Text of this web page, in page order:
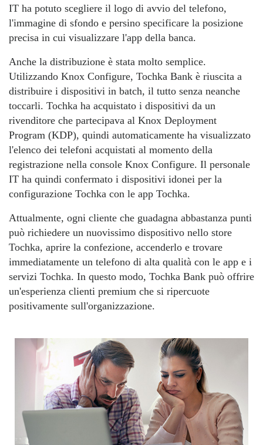
IT ha potuto scegliere il logo di avvio del telefono,
l'immagine di sfondo e persino specificare la posizione
precisa in cui visualizzare l'app della banca.
Anche la distribuzione è stata molto semplice.
Utilizzando Knox Configure, Tochka Bank è riuscita a
distribuire i dispositivi in batch, il tutto senza neanche
toccarli. Tochka ha acquistato i dispositivi da un
rivenditore che partecipava al Knox Deployment
Program (KDP), quindi automaticamente ha visualizzato
l'elenco dei telefoni acquistati al momento della
registrazione nella console Knox Configure. Il personale
IT ha quindi confermato i dispositivi idonei per la
configurazione Tochka con le app Tochka.
Attualmente, ogni cliente che guadagna abbastanza punti
può richiedere un nuovissimo dispositivo nello store
Tochka, aprire la confezione, accenderlo e trovare
immediatamente un telefono di alta qualità con le app e i
servizi Tochka. In questo modo, Tochka Bank può offrire
un'esperienza clienti premium che si ripercuote
positivamente sull'organizzazione.